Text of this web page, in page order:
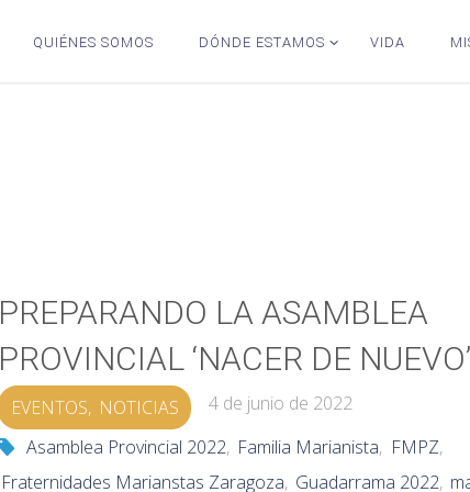
QUIÉNES SOMOS DÓNDE ESTAMOS VIDA
PREPARANDO LA ASAMBLEA
PROVINCIAL ‘NACER DE NUEVO’
EVENTOS, NOTICIAS
4 de junio de 2022
Asamblea Provincial 2022, Familia Marianista, FMPZ,
Fraternidades Marianstas Zaragoza, Guadarrama 2022,